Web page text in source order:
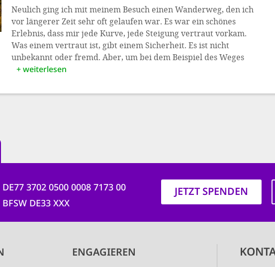
Neulich ging ich mit meinem Besuch einen Wanderweg, den ich
vor längerer Zeit sehr oft gelaufen war. Es war ein schönes
Erlebnis, dass mir jede Kurve, jede Steigung vertraut vorkam.
Was einem vertraut ist, gibt einem Sicherheit. Es ist nicht
unbekannt oder fremd. Aber, um bei dem Beispiel des Weges
+ weiterlesen
DE77 3702 0500 0008 7173 00
BFSW DE33 XXX
JETZT SPENDEN
ENGAGIEREN